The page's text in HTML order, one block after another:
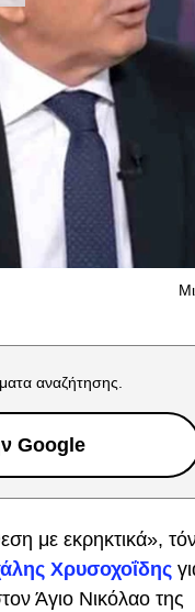
αναζήτησης.
Google
με εκρηκτικά»,
Χρυσοχοΐδης
Άγιο Νικόλαο της